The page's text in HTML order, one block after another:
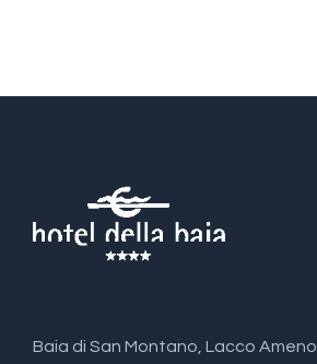
Baia di San Montano, Lacco Ameno